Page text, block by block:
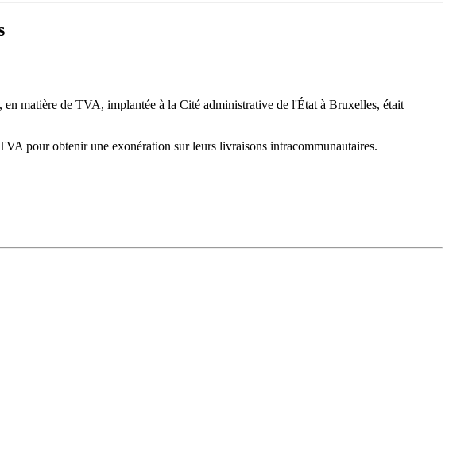
matière de TVA, implantée à la Cité administrative de l'État à Bruxelles, était
pour obtenir une exonération sur leurs livraisons intracommunautaires.